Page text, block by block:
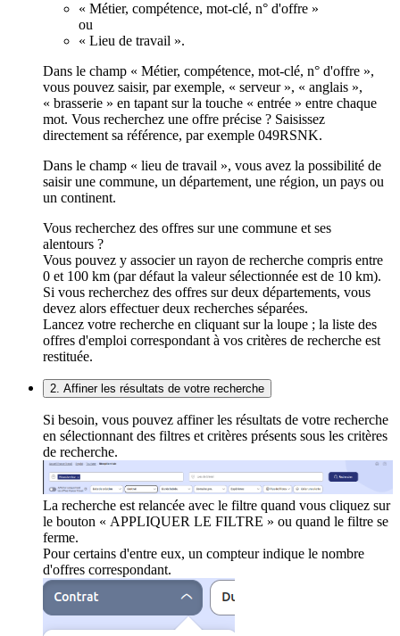
« Métier, compétence, mot-clé, n° d'offre »
ou
« Lieu de travail ».
Dans le champ « Métier, compétence, mot-clé, n° d'offre »,
vous pouvez saisir, par exemple, « serveur », « anglais »,
« brasserie » en tapant sur la touche « entrée » entre chaque
mot. Vous recherchez une offre précise ? Saisissez
directement sa référence, par exemple 049RSNK.
Dans le champ « lieu de travail », vous avez la possibilité de
saisir une commune, un département, une région, un pays ou
un continent.
Vous recherchez des offres sur une commune et ses
alentours ?
Vous pouvez y associer un rayon de recherche compris entre
0 et 100 km (par défaut la valeur sélectionnée est de 10 km).
Si vous recherchez des offres sur deux départements, vous
devez alors effectuer deux recherches séparées.
Lancez votre recherche en cliquant sur la loupe ; la liste des
offres d'emploi correspondant à vos critères de recherche est
restituée.
2. Affiner les résultats de votre recherche
Si besoin, vous pouvez affiner les résultats de votre recherche
en sélectionnant des filtres et critères présents sous les critères
de recherche.
La recherche est relancée avec le filtre quand vous cliquez sur
le bouton « APPLIQUER LE FILTRE » ou quand le filtre se
ferme.
Pour certains d'entre eux, un compteur indique le nombre
d'offres correspondant.